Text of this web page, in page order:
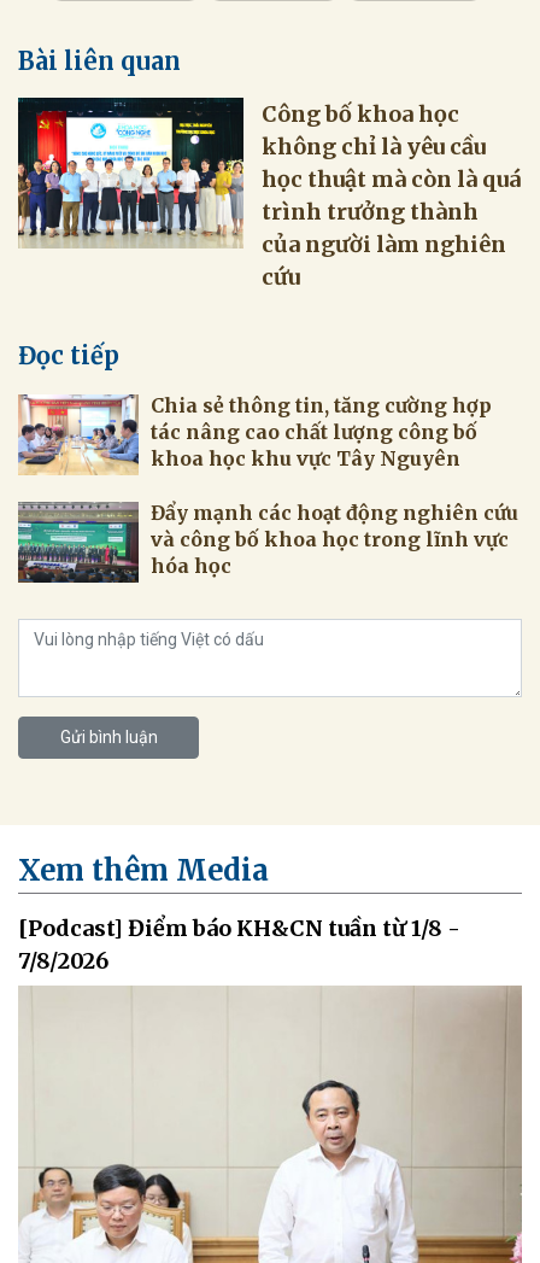
Bài liên quan
Công bố khoa học
không chỉ là yêu cầu
học thuật mà còn là quá
trình trưởng thành
của người làm nghiên
cứu
Đọc tiếp
Chia sẻ thông tin, tăng cường hợp
tác nâng cao chất lượng công bố
khoa học khu vực Tây Nguyên
Đẩy mạnh các hoạt động nghiên cứu
và công bố khoa học trong lĩnh vực
hóa học
Gửi bình luận
Xem thêm Media
[Podcast] Điểm báo KH&CN tuần từ 1/8 -
7/8/2026